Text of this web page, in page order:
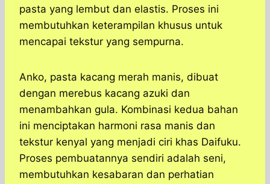
pasta yang lembut dan elastis. Proses ini
membutuhkan keterampilan khusus untuk
mencapai tekstur yang sempurna.
Anko, pasta kacang merah manis, dibuat
dengan merebus kacang azuki dan
menambahkan gula. Kombinasi kedua bahan
ini menciptakan harmoni rasa manis dan
tekstur kenyal yang menjadi ciri khas Daifuku.
Proses pembuatannya sendiri adalah seni,
membutuhkan kesabaran dan perhatian